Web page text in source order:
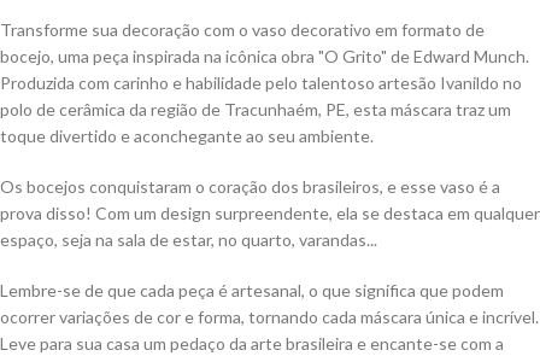
Transforme sua decoração com o vaso decorativo em formato de
bocejo, uma peça inspirada na icônica obra "O Grito" de Edward Munch.
Produzida com carinho e habilidade pelo talentoso artesão Ivanildo no
polo de cerâmica da região de Tracunhaém, PE, esta máscara traz um
toque divertido e aconchegante ao seu ambiente.
Os bocejos conquistaram o coração dos brasileiros, e esse vaso é a
prova disso! Com um design surpreendente, ela se destaca em qualquer
espaço, seja na sala de estar, no quarto, varandas...
Lembre-se de que cada peça é artesanal, o que significa que podem
ocorrer variações de cor e forma, tornando cada máscara única e incrível.
Leve para sua casa um pedaço da arte brasileira e encante-se com a